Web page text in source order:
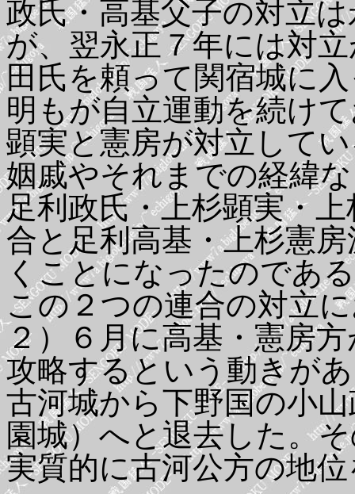
政氏・高基父子の対立
が、翌永正７年には対
田氏を頼って関宿城に
明もが自立運動を続け
顕実と憲房が対立して
姻戚やそれまでの経緯
足利政氏・上杉顕実・
合と足利高基・上杉憲
くことになったのであ
この２つの連合の対立
２）６月に高基・憲房
攻略するという動きが
古河城から下野国の小
園城）へと退去した。
実質的に古河公方の地